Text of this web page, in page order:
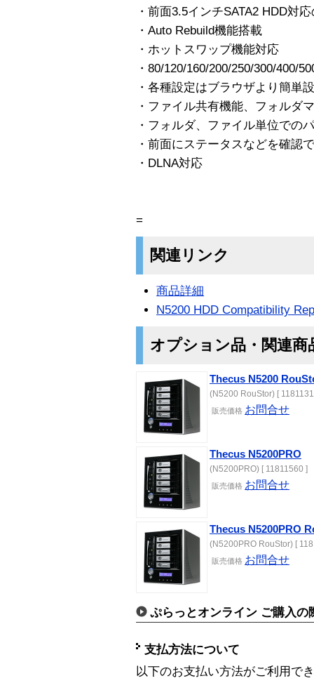
・前面3.5インチSATA2 HDD対
・Auto Rebuild機能搭載
・ホットスワップ機能対応
・80/120/160/200/250/300/400/
・各種設定はブラウザより簡単
・ファイル共有機能、フォルダ
・フォルダ、ファイル単位での
・前面にステータスなどを確認
・DLNA対応
=
関連リンク
商品詳細
N5200 HDD Compatibility
オプション品・関連商
Thecus N5200
(N5200 RouStor) [
販売価格 お問合せ
Thecus N5200PRO
(N5200PRO) [ 11811560 ]
販売価格 お問合せ
Thecus N5200PRO
(N5200PRO RouStor) [
販売価格 お問合せ
ぷらっとオンライン ご購入の
支払方法について
以下のお支払い方法がご利用で